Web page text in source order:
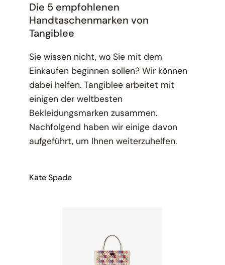
Die 5 empfohlenen
Handtaschenmarken von
Tangiblee
Sie wissen nicht, wo Sie mit dem
Einkaufen beginnen sollen? Wir können
dabei helfen. Tangiblee arbeitet mit
einigen der weltbesten
Bekleidungsmarken zusammen.
Nachfolgend haben wir einige davon
aufgeführt, um Ihnen weiterzuhelfen.
Kate Spade